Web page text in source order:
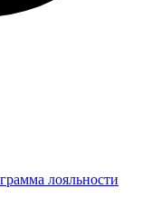
лояльности